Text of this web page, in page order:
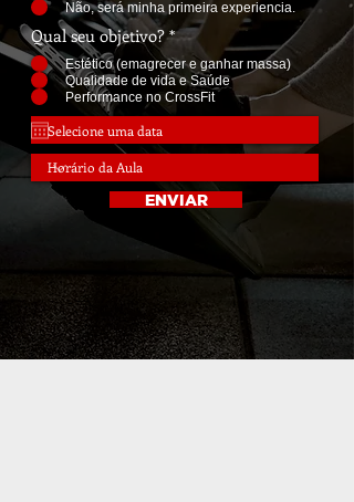
Não, será minha primeira experiencia.
Qual seu objetivo? *
Estético (emagrecer e ganhar massa)
Qualidade de vida e Saúde
Performance no CrossFit
ENVIAR